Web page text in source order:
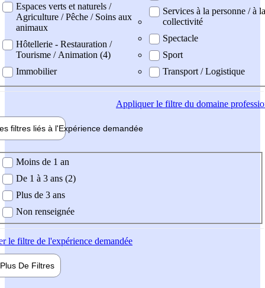
Espaces verts et naturels /
Agriculture / Pêche / Soins aux
animaux
Hôtellerie - Restauration /
Tourisme / Animation (4)
Immobilier
Services à la personne / à la
collectivité
Spectacle
Sport
Transport / Logistique
Appliquerle filtre du domaine
filtres liés à l'Expérience demandée
demandée
Moins de 1 an
De 1 à 3 ans (2)
Plus de 3 ans
Non renseignée
le filtre de l'expérience demandée
Plus De Filtres